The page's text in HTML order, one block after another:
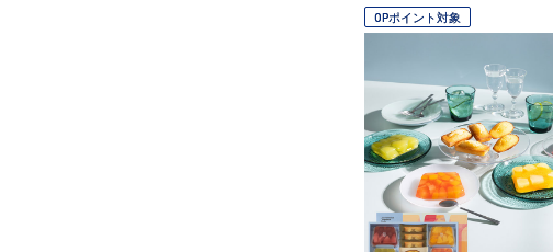
OPポイント対象